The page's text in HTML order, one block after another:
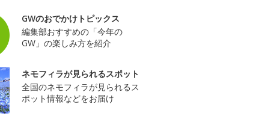
GWのおでかけトピックス
編集部おすすめの「今年の
GW」の楽しみ方を紹介
ネモフィラが見られるスポット
全国のネモフィラが見られるス
ポット情報などをお届け